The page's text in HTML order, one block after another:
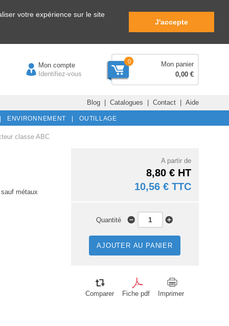
votre expérience sur le site
J'accepte
Mon compte
Identifiez-vous
0
Mon panier
0,00 €
Blog| Catalogues | Contact| Aide
ENVIRONNEMENT | OUTILLAGE
classe ABC
métaux
A partir de
8,80 € HT
10,56 € TTC
Quantité
AJOUTER AU PANIER
Comparer Fiche pdf Imprimer